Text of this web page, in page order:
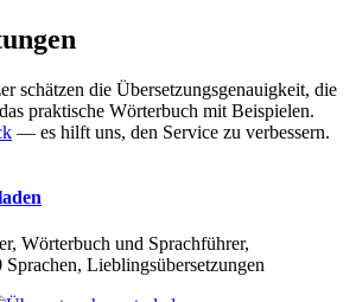
schätzen die Übersetzungsgenauigkeit, die
praktische Wörterbuch mit Beispielen.
— es hilft uns, den Service zu verbessern.
Wörterbuch und Sprachführer,
Sprachen, Lieblingsübersetzungen